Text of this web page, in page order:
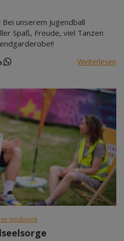
unserem Jugendball
Spaß, Freude, viel Tanzen
Weiterlesen
Innsbruck